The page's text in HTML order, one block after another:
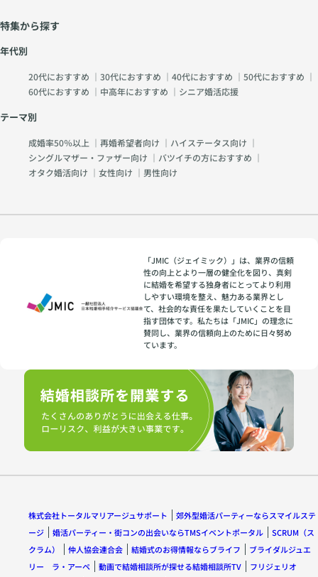
特集から探す
年代別
20代におすすめ ｜ 30代におすすめ ｜ 40代におすすめ ｜ 50代におすすめ ｜
60代におすすめ ｜ 中高年におすすめ ｜ シニア婚活応援
テーマ別
成婚率50％以上 ｜ 再婚希望者向け ｜ ハイステータス向け ｜
シングルマザー・ファザー向け ｜ バツイチの方におすすめ ｜
オタク婚活向け ｜ 女性向け ｜ 男性向け
「JMIC（ジェイミック）」は、業界の信頼
性の向上とより一層の健全化を図り、真剣
に結婚を希望する独身者にとってより利用
しやすい環境を整え、魅力ある業界とし
て、社会的な責任を果たしていくことを目
指す団体です。私たちは「JMIC」の理念に
賛同し、業界の信頼向上のために日々努め
ています。
株式会社トータルマリアージュサポート
郊外型婚活パーティーならスマイルステ
ージ
婚活パーティー・街コンの出会いならTMSイベントポータル
SCRUM（ス
クラム）
仲人協会連合会 結婚式のお得情報ならブライフ
ブライダルジュエ
リー ラ・アーペ
動画で結婚相談所が探せる結婚相談所TV
フリジェリオ